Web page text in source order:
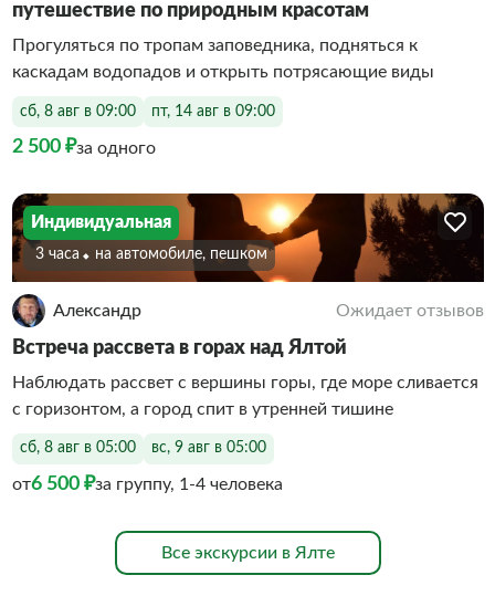
путешествие по природным красотам
Прогуляться по тропам заповедника, подняться к
каскадам водопадов и открыть потрясающие виды
сб, 8 авг в 09:00 пт, 14 авг в 09:00
2 500 ₽за одного
Индивидуальная
3 часа На автомобиле, пешком
Александр Ожидает отзывов
Встреча рассвета в горах над Ялтой
Наблюдать рассвет с вершины горы, где море сливается
с горизонтом, а город спит в утренней тишине
сб, 8 авг в 05:00 вс, 9 авг в 05:00
от6 500 ₽за группу, 1-4 человека
Все экскурсии в Ялте